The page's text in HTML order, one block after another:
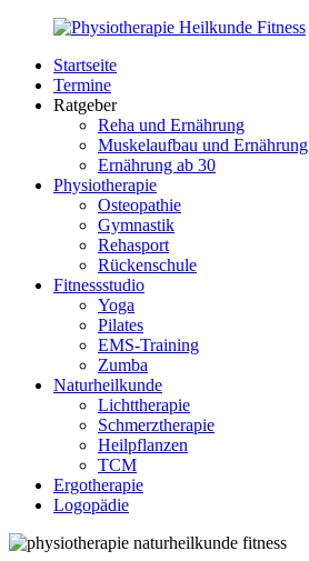
Zurück
Inhalt
PhysioMed-
Fit.de
Gesundheit
Startseite
Termine
Ratgeber
Reha und Ernährung
Muskelaufbau und Ernährung
Ernährung ab 30
Physiotherapie
Osteopathie
Gymnastik
Rehasport
Rückenschule
Fitnessstudio
Yoga
Pilates
EMS-Training
Zumba
Naturheilkunde
Lichttherapie
Schmerztherapie
Heilpflanzen
TCM
Ergotherapie
Logopädie